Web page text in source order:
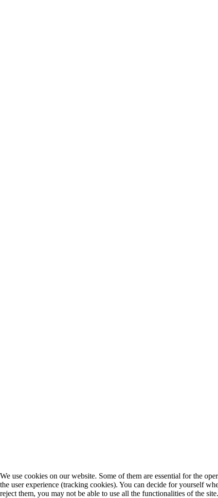
We use cookies on our website. Some of them are essential for the
the user experience (tracking cookies). You can decide for yourself
reject them, you may not be able to use all the functionalities of the site.